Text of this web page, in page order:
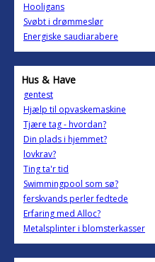
Hooligans
Svøbt i drømmeslør
Energiske saudiarabere
Hus & Have
gentest
Hjælp til opvaskemaskine
Tjære tag - hvordan?
Din plads i hjemmet?
lovkrav?
Ting ta'r tid
Swimmingpool som sø?
ferskvands perler fedtede
Erfaring med Alloc?
Metalsplinter i blomsterkasser